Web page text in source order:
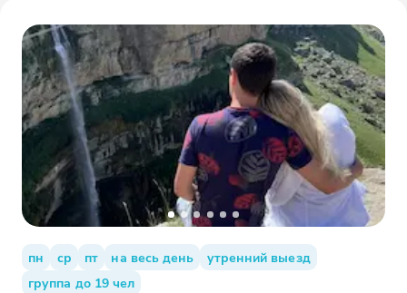
пн ср пт на весь день
утренний выезд
группа до 19 чел